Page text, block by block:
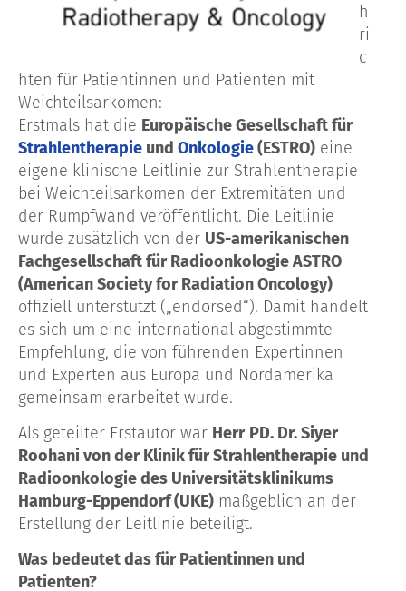
h
ri
c
hten für Patientinnen und Patienten mit
Weichteilsarkomen:
Erstmals hat die Europäische Gesellschaft für
Strahlentherapie und Onkologie(ESTRO) eine
eigene klinische Leitlinie zur Strahlentherapie
bei Weichteilsarkomen der Extremitäten und
der Rumpfwand veröffentlicht. Die Leitlinie
wurde zusätzlich von der US-amerikanischen
Fachgesellschaft für Radioonkologie ASTRO
(American Society for Radiation Oncology)
offiziell unterstützt („endorsed“). Damit handelt
es sich um eine international abgestimmte
Empfehlung, die von führenden Expertinnen
und Experten aus Europa und Nordamerika
gemeinsam erarbeitet wurde.
Als geteilter Erstautor war Herr PD. Dr. Siyer
Roohani von der Klinik für Strahlentherapie und
Radioonkologie des Universitätsklinikums
Hamburg-Eppendorf (UKE) maßgeblich an der
Erstellung der Leitlinie beteiligt.
Was bedeutet das für Patientinnen und
Patienten?